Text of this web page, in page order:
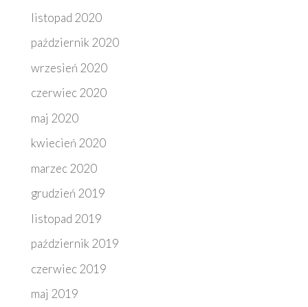
listopad 2020
październik 2020
wrzesień 2020
czerwiec 2020
maj 2020
kwiecień 2020
marzec 2020
grudzień 2019
listopad 2019
październik 2019
czerwiec 2019
maj 2019